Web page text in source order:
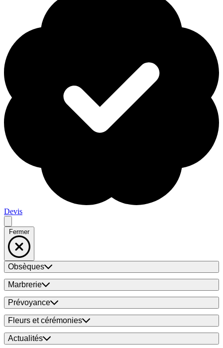
Devis
Fermer
Obsèques
Marbrerie
Prévoyance
Fleurs et cérémonies
Actualités